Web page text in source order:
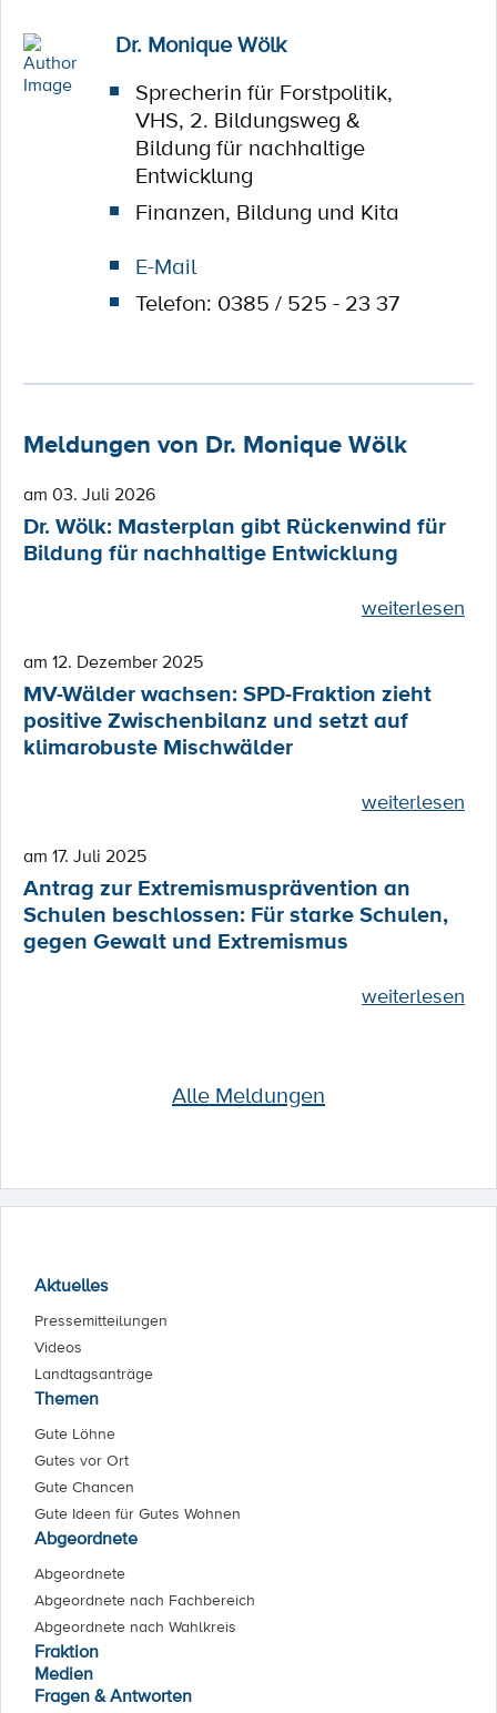
Dr. Monique Wölk
Sprecherin für Forstpolitik,
VHS, 2. Bildungsweg &
Bildung für nachhaltige
Entwicklung
Finanzen, Bildung und Kita
E-Mail
Telefon: 0385 / 525 - 23 37
Meldungen von Dr. Monique Wölk
am 03. Juli 2026
Dr. Wölk: Masterplan gibt Rückenwind für
Bildung für nachhaltige Entwicklung
weiterlesen
am 12. Dezember 2025
MV-Wälder wachsen: SPD-Fraktion zieht
positive Zwischenbilanz und setzt auf
klimarobuste Mischwälder
weiterlesen
am 17. Juli 2025
Antrag zur Extremismusprävention an
Schulen beschlossen: Für starke Schulen,
gegen Gewalt und Extremismus
weiterlesen
Alle Meldungen
Aktuelles
Pressemitteilungen
Videos
Landtagsanträge
Themen
Gute Löhne
Gutes vor Ort
Gute Chancen
Gute Ideen für Gutes Wohnen
Abgeordnete
Abgeordnete
Abgeordnete nach Fachbereich
Abgeordnete nach Wahlkreis
Fraktion
Medien
Fragen & Antworten